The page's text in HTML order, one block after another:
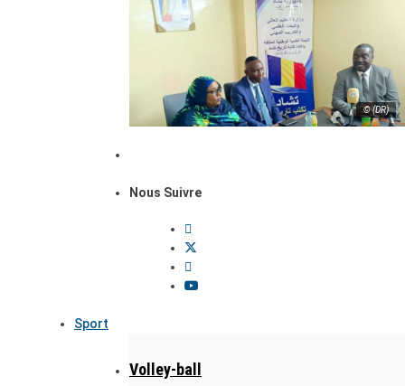
© (DR)
Nous Suivre
Sport
Volley-ball